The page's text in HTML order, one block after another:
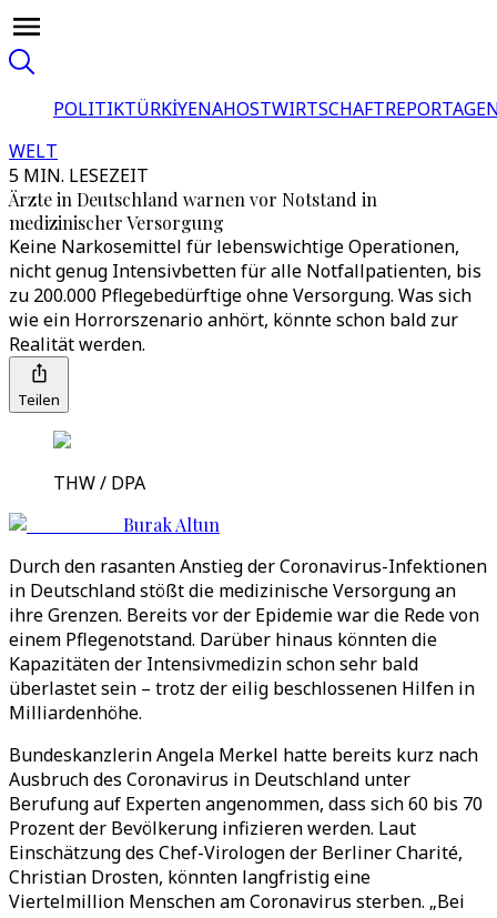
POLITIKTÜRKİYENAHOSTWIRTSCHAFT
WELT
5 MIN. LESEZEIT
Ärzte in Deutschland warnen vor Notstand in
medizinischer Versorgung
Keine Narkosemittel für lebenswichtige Operationen,
nicht genug Intensivbetten für alle Notfallpatienten, bis
zu 200.000 Pflegebedürftige ohne Versorgung. Was sich
wie ein Horrorszenario anhört, könnte schon bald zur
Realität werden.
Teilen
THW / DPA
Burak Altun
Durch den rasanten Anstieg der Coronavirus-Infektionen
in Deutschland stößt die medizinische Versorgung an
ihre Grenzen. Bereits vor der Epidemie war die Rede von
einem Pflegenotstand. Darüber hinaus könnten die
Kapazitäten der Intensivmedizin schon sehr bald
überlastet sein – trotz der eilig beschlossenen Hilfen in
Milliardenhöhe.
Bundeskanzlerin Angela Merkel hatte bereits kurz nach
Ausbruch des Coronavirus in Deutschland unter
Berufung auf Experten angenommen, dass sich 60 bis 70
Prozent der Bevölkerung infizieren werden. Laut
Einschätzung des Chef-Virologen der Berliner Charité,
Christian Drosten, könnten langfristig eine
Viertelmillion Menschen am Coronavirus sterben. „Bei